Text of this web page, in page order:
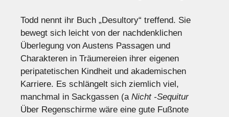
Todd nennt ihr Buch „Desultory“ treffend. Sie
bewegt sich leicht von der nachdenklichen
Überlegung von Austens Passagen und
Charakteren in Träumereien ihrer eigenen
peripatetischen Kindheit und akademischen
Karriere. Es schlängelt sich ziemlich viel,
manchmal in Sackgassen (a Nicht -Sequitur
Über Regenschirme wäre eine gute Fußnote